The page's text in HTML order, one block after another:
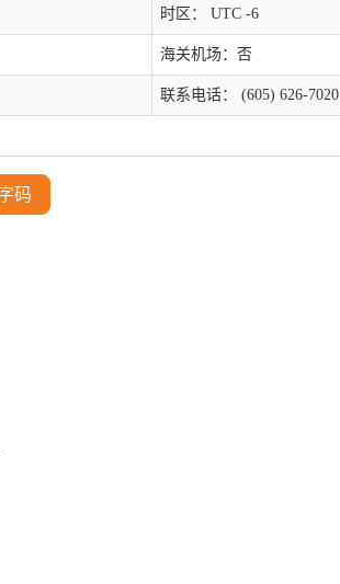
时区： UTC -6
海关机场：否
联系电话： (605) 626-7020
码